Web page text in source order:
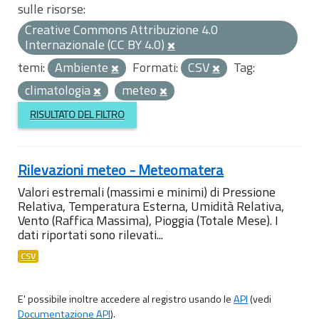
sulle risorse:
Creative Commons Attribuzione 4.0
Internazionale (CC BY 4.0)
temi: Ambiente Formati: CSV
Tag:
climatologia
meteo
RISULTATO DEL FILTRO
Rilevazioni meteo - Meteomatera
Valori estremali (massimi e minimi) di Pressione
Relativa, Temperatura Esterna, Umidità Relativa,
Vento (Raffica Massima), Pioggia (Totale Mese). I
dati riportati sono rilevati...
CSV
E' possibile inoltre accedere al registro usando leAPI(vedi
Documentazione API).